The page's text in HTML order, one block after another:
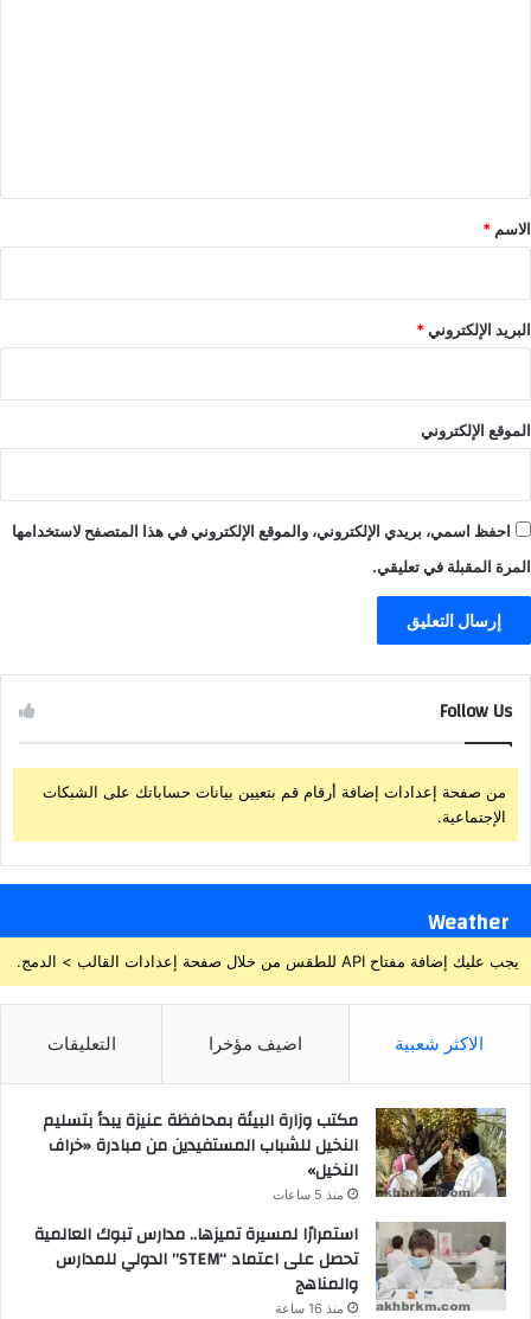
*
الاسم *
البريد الإلكتروني*
الموقع الإلكتروني
احفظ اسمي، بريدي الإلكتروني، والموقع الإلكتروني في هذا المتصفح لاستخدامها
المرة المقبلة في تعليقي.
Follow Us
من صفحة إعدادات إضافة أرقام قم بتعيين بيانات حساباتك على الشبكات
الإجتماعية.
Weather
يجب عليك إضافة مفتاح API للطقس من خلال صفحة إعدادات القالب > الدمج.
الاكثر شعبية اضيف مؤخرا التعليقات
مكتب وزارة البيئة بمحافظة عنيزة يبدأ بتسليم
النخيل للشباب المستفيدين من مبادرة «خراف
النخيل»
منذ 5 ساعات
استمرارًا لمسيرة تميزها.. مدارس تبوك العالمية
تحصل على اعتماد “STEM” الدولي للمدارس
والمناهج
منذ 16 ساعة